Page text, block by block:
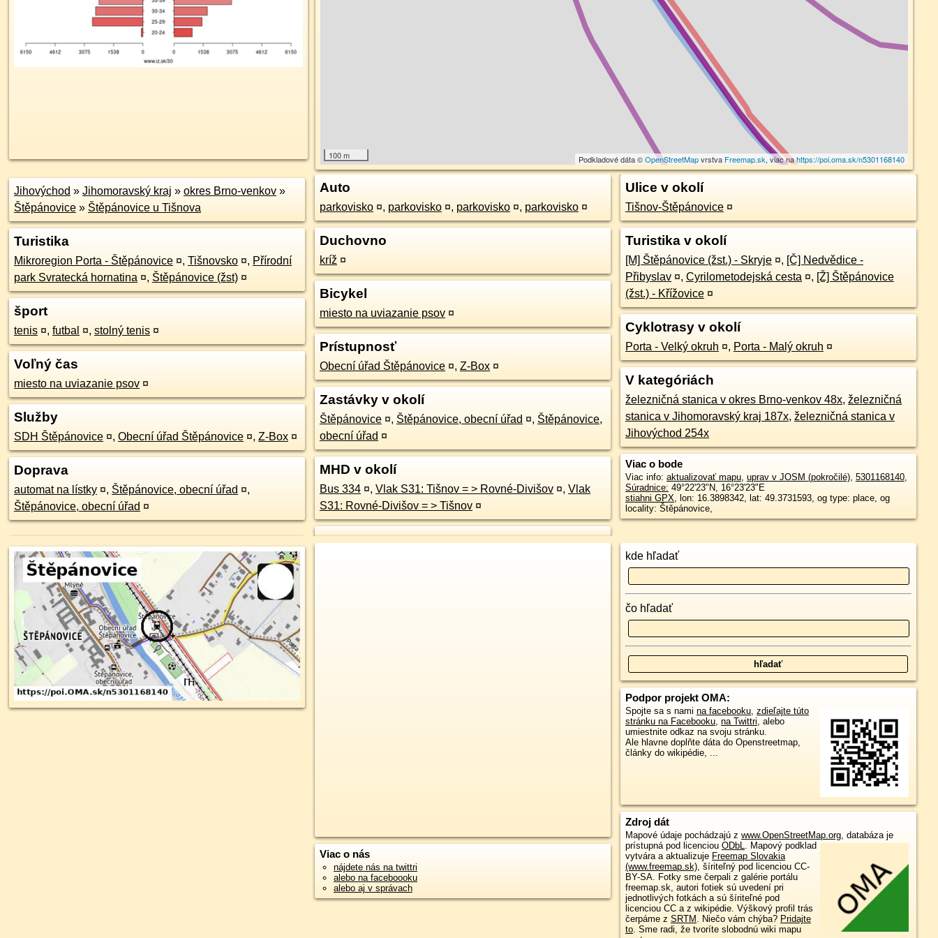
100 m Podkladové dáta ©OpenStreetMapvrstva Freemap.sk, viac nahttps://poi.oma.sk/n5301168140
Jihovýchod » Jihomoravský kraj » okres Brno-venkov »
Štěpánovice » Štěpánovice u Tišnova
Turistika
Mikroregion Porta - Štěpánovice ¤, Tišnovsko ¤, Přírodní
park Svratecká hornatina ¤, Štěpánovice (žst) ¤
šport
tenis ¤, futbal ¤, stolný tenis ¤
Voľný čas
miesto na uviazanie psov ¤
Služby
SDH Štěpánovice ¤, Obecní úřad Štěpánovice ¤, Z-Box ¤
Doprava
automat na lístky ¤, Štěpánovice, obecní úřad ¤,
Štěpánovice, obecní úřad ¤
Auto
parkovisko ¤, parkovisko ¤, parkovisko ¤, parkovisko ¤
Duchovno
kríž ¤
Bicykel
miesto na uviazanie psov ¤
Prístupnosť
Obecní úřad Štěpánovice ¤, Z-Box ¤
Zastávky v okolí
Štěpánovice ¤, Štěpánovice, obecní úřad ¤, Štěpánovice,
obecní úřad ¤
MHD v okolí
Bus 334 ¤, Vlak S31: Tišnov = > Rovné-Divišov ¤, Vlak
S31: Rovné-Divišov = > Tišnov ¤
Ulice v okolí
Tišnov-Štěpánovice ¤
Turistika v okolí
[M] Štěpánovice (žst.) - Skryje ¤, [Č] Nedvědice -
Přibyslav ¤, Cyrilometodejská cesta ¤, [Ž] Štěpánovice
(žst.) - Křížovice ¤
Cyklotrasy v okolí
Porta - Velký okruh ¤, Porta - Malý okruh ¤
V kategóriách
železničná stanica v okres Brno-venkov 48x, železničná
stanica v Jihomoravský kraj 187x, železničná stanica v
Jihovýchod 254x
Viac o bode
Viac info: aktualizovať mapu, uprav v JOSM (pokročilé), 5301168140,
Súradnice: 49°22'23"N, 16°23'23"E
stiahni GPX, lon: 16.3898342, lat: 49.3731593, og type: place, og
locality: Štěpánovice,
Viac o nás
nájdete nás na twittri
alebo na faceboooku
alebo aj v správach
kde hľadať
čo hľadať
Podpor projekt OMA:
Spojte sa s nami na facebooku, zdieľajte túto
stránku na Facebooku, na Twittri, alebo
umiestnite odkaz na svoju stránku.
Ale hlavne doplňte dáta do Openstreetmap,
články do wikipédie, ...
Zdroj dát
Mapové údaje pochádzajú z www.OpenStreetMap.org, databáza je
prístupná pod licenciou ODbL. Mapový podklad
vytvára a aktualizuje Freemap Slovakia
(www.freemap.sk), šíriteľný pod licenciou CC-
BY-SA. Fotky sme čerpali z galérie portálu
freemap.sk, autori fotiek sú uvedení pri
jednotlivých fotkách a sú šíriteľné pod
licenciou CC a z wikipédie. Výškový profil trás
čerpáme z SRTM . Niečo vám chýba? Pridajte
to. Sme radi, že tvoríte slobodnú wiki mapu